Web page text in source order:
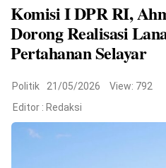
©
Copyright
2026
Sulselpasti.com
.
Reserved
Komisi I DPR RI,
Dorong Realisasi
Pertahanan Selayar
Politik 21/05/2026
View: 792
Editor : Redaksi